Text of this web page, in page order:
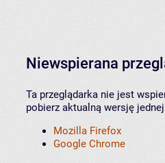
Niewspierana
Ta przeglądarka nie jest
pobierz aktualną wersję
Mozilla Firefox
Google Chrome